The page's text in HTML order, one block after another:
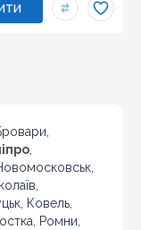
,
Ковель,
Ромни,